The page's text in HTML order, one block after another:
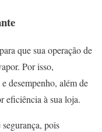
que sua operação de
Por isso,
desempenho, além de
eficiência à sua loja.
pois